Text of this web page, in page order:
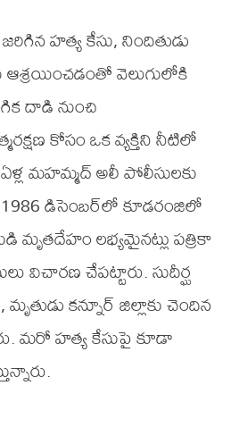
హత్య కేసు, నిందితుడు
వెలుగులోకి
దాడి నుంచి
కోసం ఒక వ్యక్తిని నీటిలో
మహమ్మద్ అలీ పోలీసులకు
డిసెంబర్‌లో కూడరంజిలో
మృతదేహం లభ్యమైనట్లు పత్రికా
విచారణ చేపట్టారు. సుదీర్ఘ
కన్నూర్ జిల్లాకు చెందిన
మరో హత్య కేసుపై కూడా